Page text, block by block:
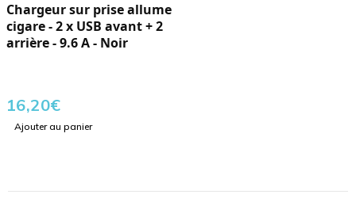
Chargeur sur prise allume
cigare - 2 x USB avant + 2
arrière - 9.6 A - Noir
16,20€
Ajouter au panier